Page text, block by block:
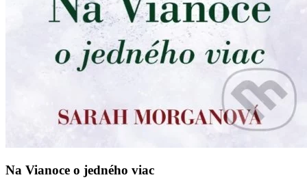
Na Vianoce o jedného viac